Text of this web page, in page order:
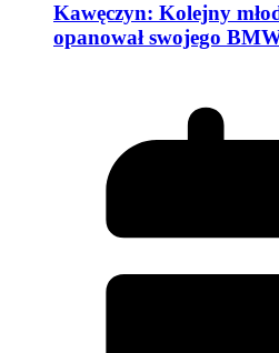
Kawęczyn: Kolejny
opanował swojego